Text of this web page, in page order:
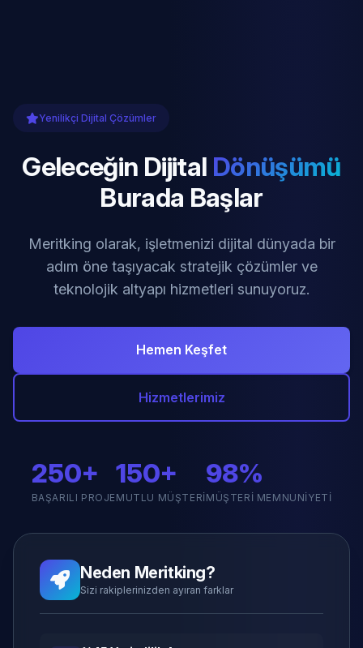
Yenilikçi Dijital Çözümler
Geleceğin Dijital Dönüşümü
Burada Başlar
Meritking olarak, işletmenizi dijital dünyada bir
adım öne taşıyacak stratejik çözümler ve
teknolojik altyapı hizmetleri sunuyoruz.
Hemen Keşfet
Hizmetlerimiz
250+
BAŞARILI PROJE
150+
MUTLU MÜŞTERI
98%
MÜŞTERI MEMNUNIYETI
Neden Meritking?
Sizi rakiplerinizden ayıran farklar